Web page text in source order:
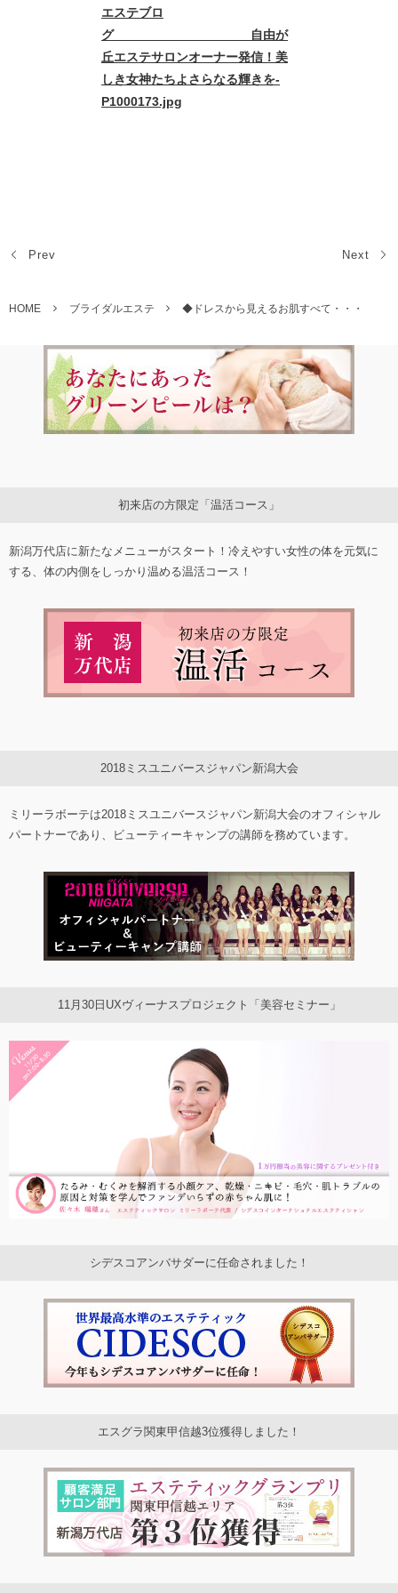
Prev Next
HOME ブライダルエステ ◆ドレスから見えるお肌すべて・・・
初来店の方限定「温活コース」
新潟万代店に新たなメニューがスタート！冷えやすい女性の体を元気に
する、体の内側をしっかり温める温活コース！
2018ミスユニバースジャパン新潟大会
ミリーラボーテは2018ミスユニバースジャパン新潟大会のオフィシャル
パートナーであり、ビューティーキャンプの講師を務めています。
11月30日UXヴィーナスプロジェクト「美容セミナー」
シデスコアンバサダーに任命されました！
エスグラ関東甲信越3位獲得しました！